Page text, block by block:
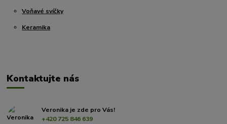
Voňavé svíčky
Keramika
Kontaktujte nás
Veronika je zde pro Vás!
+420 725 846 639